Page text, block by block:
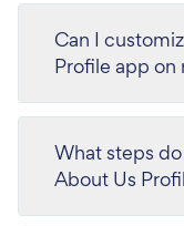
Can I
Profile app
What steps
About Us